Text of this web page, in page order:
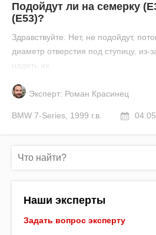
Подойдут ли на семерку
(Е53)?
Здравствуйте. Нет, не подойдут,
диаметр отверстия под ступицу, из-
надеть их.
Эксперт: Роман Красинец
BMW 7-Series 1999 г.в.
Наши эксперты
Задать вопрос эксперту